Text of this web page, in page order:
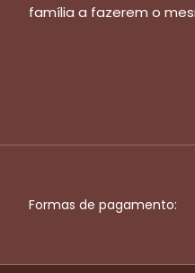
família a fazerem o
Formas de pagamento: